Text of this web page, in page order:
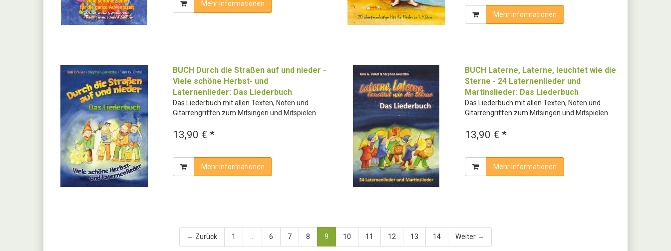
Mehr Informationen
Mehr Informationen
BUCH Durch die Straßen auf und nieder -
Viele schöne Herbst- und
Laternenlieder: Das Liederbuch
Das Liederbuch mit allen Texten, Noten und
Gitarrengriffen zum Mitsingen und Mitspielen
13,90 € *
Mehr Informationen
BUCH Laterne, Laterne, leuchtet wie die
Sterne - 24 Laternenlieder und
Martinslieder: Das Liederbuch
Das Liederbuch mit allen Texten, Noten und
Gitarrengriffen zum Mitsingen und Mitspielen
13,90 € *
Mehr Informationen
← Zurück 1 6 7 8 9 10 11 12 13 14 Weiter →